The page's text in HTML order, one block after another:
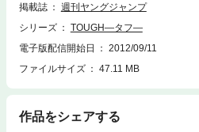
掲載誌
週刊ヤングジャンプ
シリーズ
TOUGH―タフ―
電子版配信開始日
2012/09/11
ファイルサイズ
47.11 MB
作品をシェアする